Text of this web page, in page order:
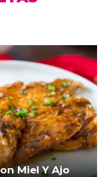
Miel Y Ajo